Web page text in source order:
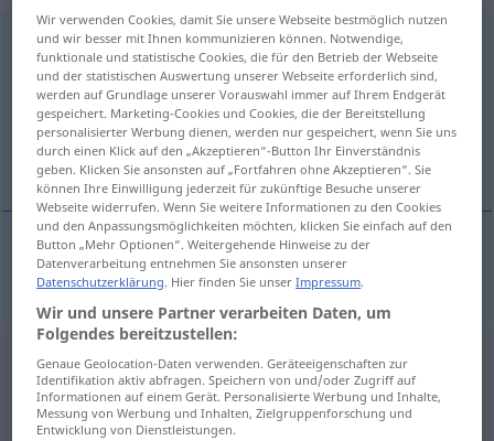
zeitlich
Übersicht aller Übersetzungen
(Für mehr Details die Übersetzung anklicken/antippen)
tímabundinn
tímabundinn zeitlich
Wir verwenden Cookies, damit Sie unsere Webseite bestmöglich nutzen
und wir besser mit Ihnen kommunizieren können. Notwendige,
funktionale und statistische Cookies, die für den Betrieb der Webseite
und der statistischen Auswertung unserer Webseite erforderlich sind,
werden auf Grundlage unserer Vorauswahl immer auf Ihrem Endgerät
gespeichert. Marketing-Cookies und Cookies, die der Bereitstellung
personalisierter Werbung dienen, werden nur gespeichert, wenn Sie uns
durch einen Klick auf den „Akzeptieren“-Button Ihr Einverständnis
geben. Klicken Sie ansonsten auf „Fortfahren ohne Akzeptieren“. Sie
können Ihre Einwilligung jederzeit für zukünftige Besuche unserer
Webseite widerrufen. Wenn Sie weitere Informationen zu den Cookies
und den Anpassungsmöglichkeiten möchten, klicken Sie einfach auf den
Button „Mehr Optionen“. Weitergehende Hinweise zu der
Datenverarbeitung entnehmen Sie ansonsten unserer
Datenschutzerklärung. Hier finden Sie unserImpressum.
Wir und unsere Partner verarbeiten Daten, um
Folgendes bereitzustellen:
Genaue Geolocation-Daten verwenden. Geräteeigenschaften zur
Identifikation aktiv abfragen. Speichern von und/oder Zugriff auf
Informationen auf einem Gerät. Personalisierte Werbung und Inhalte,
Messung von Werbung und Inhalten, Zielgruppenforschung und
Entwicklung von Dienstleistungen.